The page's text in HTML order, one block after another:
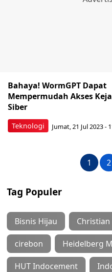
Teknologi
Bahaya! WormGPT Dapat
Mempermudah Akses
Siber
Jumat, 21 Jul 2023 -
1 2
Tag Populer
Bisnis Hijau
cirebon Heidelberg
HUT Indocement